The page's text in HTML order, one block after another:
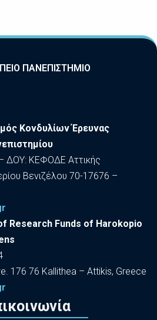
ΠΑΝΕΠΙΣΤΗΜΙΟ
Κονδυλίων Έρευνας
ΔΟΥ: ΚΕΦΟΔΕ Αττικής
Βενιζέλου 70-17676 –
Research Funds of Harokopio
176 76 Kallithea – Attikis, Greece